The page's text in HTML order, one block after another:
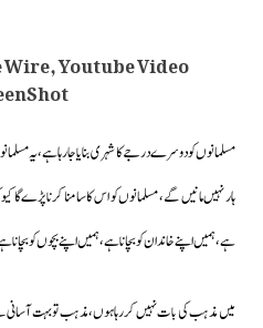
Youtube Video
مسلمانوں کو دوسرے درجے کا شہری بنایا جارہا ہے،یہ
ہار نہیں مانیں گے، مسلمانوں کو اس کا سامنا کرنا پڑے گا
ہے،ہمیں اپنے خاندان کو بچانا ہے، ہمیں اپنے بچوں کو بچانا
میں مذہب کی بات نہیں کررہا ہوں،مذہب تو بہت